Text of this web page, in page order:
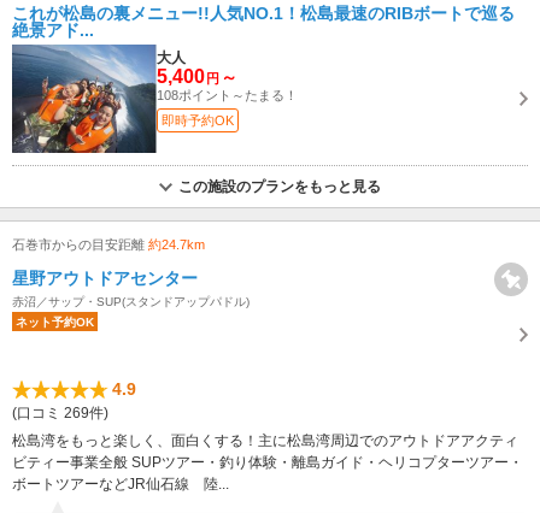
これが松島の裏メニュー!!人気NO.1！松島最速のRIBボートで巡る
絶景アド...
大人
5,400 円 ～
108ポイント～たまる！
即時予約OK
この施設のプランをもっと見る
石巻市からの目安距離 約24.7km
星野アウトドアセンター
赤沼／サップ・SUP(スタンドアップパドル)
ネット予約OK
4.9
(口コミ 269件)
松島湾をもっと楽しく、面白くする！主に松島湾周辺でのアウトドアアクティ
ビティー事業全般 SUPツアー・釣り体験・離島ガイド・ヘリコプターツアー・
ボートツアーなどJR仙石線 陸...